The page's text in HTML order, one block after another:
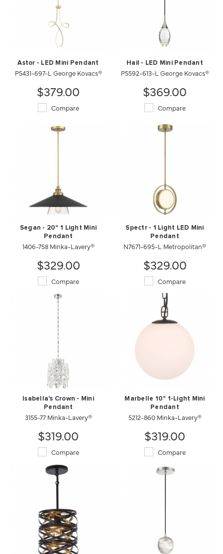
Astor - LED Mini Pendant
P5431-697-L George Kovacs®
$379.00
Compare
Hail - LED Mini Pendant
P5592-613-L George Kovacs®
$369.00
Compare
Segan - 20" 1 Light Mini
Pendant
1406-758 Minka-Lavery®
$329.00
Compare
Spectr - 1 Light LED Mini
Pendant
N7671-695-L Metropolitan®
$329.00
Compare
Isabella's Crown - Mini
Pendant
3155-77 Minka-Lavery®
$319.00
Compare
Marbelle 10" 1-Light Mini
Pendant
5212-860 Minka-Lavery®
$319.00
Compare